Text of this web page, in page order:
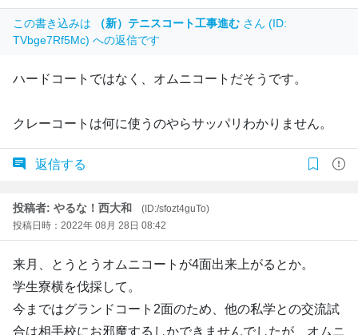
この書き込みは （新）テニスコート工事進む さん (ID:
TVbge7Rf5Mc) への返信です
ハードコートではなく、オムニコートだそうです。
クレーコートは何に使うのやらサッパリわかりません。
返信する
投稿者: やるな！西大和
(ID:/sfozt4guTo)
投稿日時：2022年 08月 28日 08:42
来月、とうとうオムニコートが4面出来上がるとか。
学生寮横を伐採して。
今まではグランドコート2面のため、他の私学との交流試
合は相手校にお邪魔するしかできませんでしたが、オムニ